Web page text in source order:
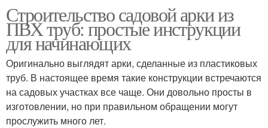
Строительство садовой арки из
ПВХ труб: простые инструкции
для начинающих
Оригинально выглядят арки, сделанные из пластиковых
труб. В настоящее время такие конструкции встречаются
на садовых участках все чаще. Они довольно просты в
изготовлении, но при правильном обращении могут
прослужить много лет.